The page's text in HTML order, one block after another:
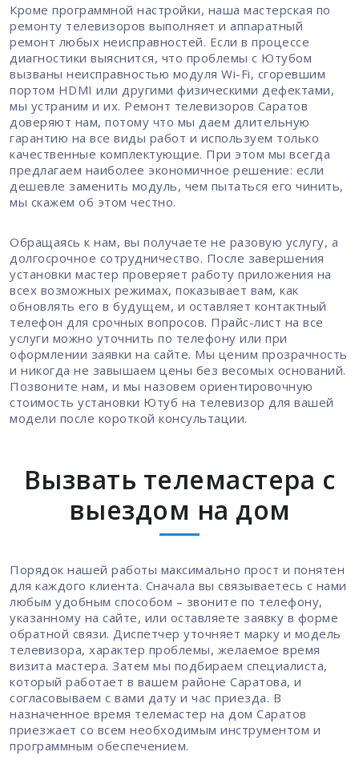
Кроме программной настройки, наша мастерская по
ремонту телевизоров выполняет и аппаратный
ремонт любых неисправностей. Если в процессе
диагностики выяснится, что проблемы с Ютубом
вызваны неисправностью модуля Wi-Fi, сгоревшим
портом HDMI или другими физическими дефектами,
мы устраним и их. Ремонт телевизоров Саратов
доверяют нам, потому что мы даем длительную
гарантию на все виды работ и используем только
качественные комплектующие. При этом мы всегда
предлагаем наиболее экономичное решение: если
дешевле заменить модуль, чем пытаться его чинить,
мы скажем об этом честно.
Обращаясь к нам, вы получаете не разовую услугу, а
долгосрочное сотрудничество. После завершения
установки мастер проверяет работу приложения на
всех возможных режимах, показывает вам, как
обновлять его в будущем, и оставляет контактный
телефон для срочных вопросов. Прайс-лист на все
услуги можно уточнить по телефону или при
оформлении заявки на сайте. Мы ценим прозрачность
и никогда не завышаем цены без весомых оснований.
Позвоните нам, и мы назовем ориентировочную
стоимость установки Ютуб на телевизор для вашей
модели после короткой консультации.
Вызвать телемастера с
выездом на дом
Порядок нашей работы максимально прост и понятен
для каждого клиента. Сначала вы связываетесь с нами
любым удобным способом – звоните по телефону,
указанному на сайте, или оставляете заявку в форме
обратной связи. Диспетчер уточняет марку и модель
телевизора, характер проблемы, желаемое время
визита мастера. Затем мы подбираем специалиста,
который работает в вашем районе Саратова, и
согласовываем с вами дату и час приезда. В
назначенное время телемастер на дом Саратов
приезжает со всем необходимым инструментом и
программным обеспечением.